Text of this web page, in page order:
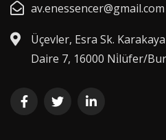
av.enessencer@gmail.com
Üçevler, Esra Sk.
Daire 7, 16000 Ni̇lüfer/